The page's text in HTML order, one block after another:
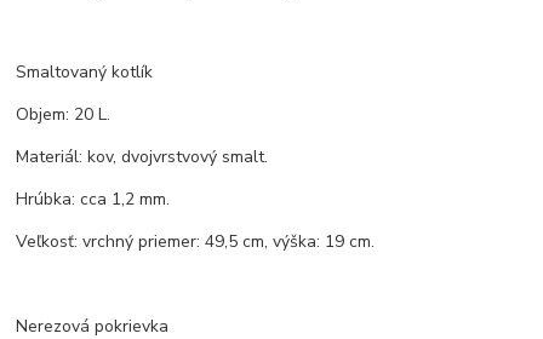
Smaltovaný kotlík
Objem: 20 L.
Materiál: kov, dvojvrstvový smalt.
Hrúbka: cca 1,2 mm.
Veľkosť: vrchný priemer: 49,5 cm, výška: 19 cm.
Nerezová pokrievka